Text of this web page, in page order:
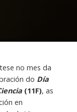
no mes da
do Día
(11F), as
en